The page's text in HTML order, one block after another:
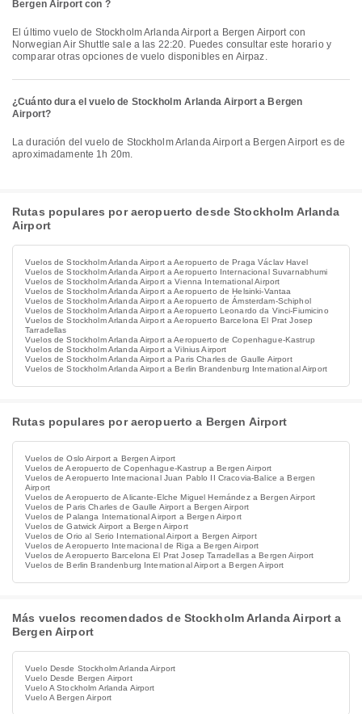
Bergen Airport con ?
El último vuelo de Stockholm Arlanda Airport a Bergen Airport con
Norwegian Air Shuttle sale a las 22:20. Puedes consultar este horario y
comparar otras opciones de vuelo disponibles en Airpaz.
¿Cuánto dura el vuelo de Stockholm Arlanda Airport a Bergen
Airport?
La duración del vuelo de Stockholm Arlanda Airport a Bergen Airport es de
aproximadamente 1h 20m.
Rutas populares por aeropuerto desde Stockholm Arlanda
Airport
Vuelos de Stockholm Arlanda Airport a Aeropuerto de Praga Václav Havel
Vuelos de Stockholm Arlanda Airport a Aeropuerto Internacional Suvarnabhumi
Vuelos de Stockholm Arlanda Airport a Vienna International Airport
Vuelos de Stockholm Arlanda Airport a Aeropuerto de Helsinki-Vantaa
Vuelos de Stockholm Arlanda Airport a Aeropuerto de Ámsterdam-Schiphol
Vuelos de Stockholm Arlanda Airport a Aeropuerto Leonardo da Vinci-Fiumicino
Vuelos de Stockholm Arlanda Airport a Aeropuerto Barcelona El Prat Josep
Tarradellas
Vuelos de Stockholm Arlanda Airport a Aeropuerto de Copenhague-Kastrup
Vuelos de Stockholm Arlanda Airport a Vilnius Airport
Vuelos de Stockholm Arlanda Airport a Paris Charles de Gaulle Airport
Vuelos de Stockholm Arlanda Airport a Berlin Brandenburg International Airport
Rutas populares por aeropuerto a Bergen Airport
Vuelos de Oslo Airport a Bergen Airport
Vuelos de Aeropuerto de Copenhague-Kastrup a Bergen Airport
Vuelos de Aeropuerto Internacional Juan Pablo II Cracovia-Balice a Bergen
Airport
Vuelos de Aeropuerto de Alicante-Elche Miguel Hernández a Bergen Airport
Vuelos de Paris Charles de Gaulle Airport a Bergen Airport
Vuelos de Palanga International Airport a Bergen Airport
Vuelos de Gatwick Airport a Bergen Airport
Vuelos de Orio al Serio International Airport a Bergen Airport
Vuelos de Aeropuerto Internacional de Riga a Bergen Airport
Vuelos de Aeropuerto Barcelona El Prat Josep Tarradellas a Bergen Airport
Vuelos de Berlin Brandenburg International Airport a Bergen Airport
Más vuelos recomendados de Stockholm Arlanda Airport a
Bergen Airport
Vuelo Desde Stockholm Arlanda Airport
Vuelo Desde Bergen Airport
Vuelo A Stockholm Arlanda Airport
Vuelo A Bergen Airport